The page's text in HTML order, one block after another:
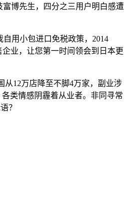
博先生，四分之三用户明白感遭
用小包进口免税政策，2014
业，让您第一时间领会到日本更
12万店降至不脚4万家，副业涉
类情感阴霾着从业者。非同寻常
？